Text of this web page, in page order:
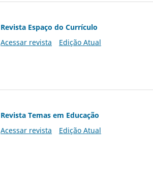
Revista Espaço do Currículo
Acessar revista
Edição Atual
Revista Temas em Educação
Acessar revista
Edição Atual